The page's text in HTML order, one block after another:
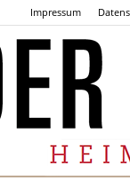
Impressum